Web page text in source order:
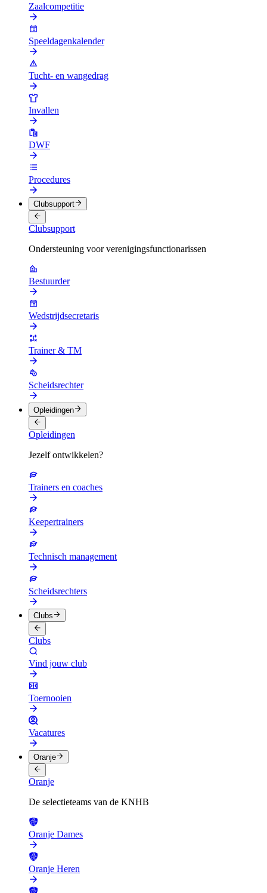
Zaalcompetitie
Speeldagenkalender
Tucht- en wangedrag
Invallen
DWF
Procedures
Clubsupport
Clubsupport
Ondersteuning voor verenigingsfunctionarissen
Bestuurder
Wedstrijdsecretaris
Trainer & TM
Scheidsrechter
Opleidingen
Opleidingen
Jezelf ontwikkelen?
Trainers en coaches
Keepertrainers
Technisch management
Scheidsrechters
Clubs
Clubs
Vind jouw club
Toernooien
Vacatures
Oranje
Oranje
De selectieteams van de KNHB
Oranje Dames
Oranje Heren